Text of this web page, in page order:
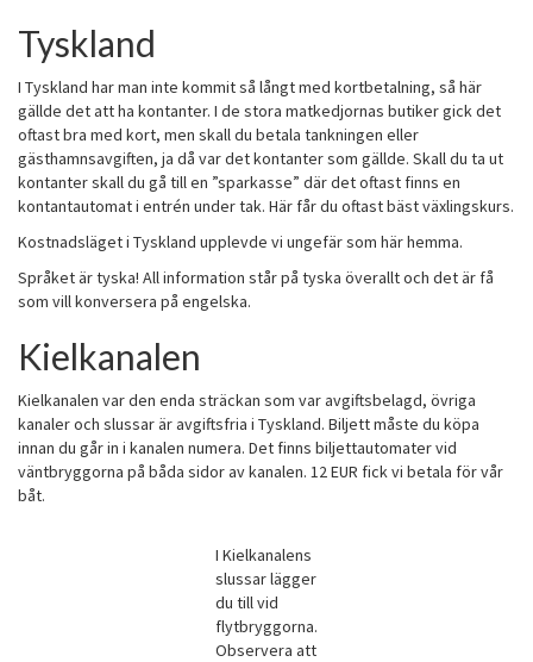
Tyskland
I Tyskland har man inte kommit så långt med kortbetalning, så här
gällde det att ha kontanter. I de stora matkedjornas butiker gick det
oftast bra med kort, men skall du betala tankningen eller
gästhamnsavgiften, ja då var det kontanter som gällde. Skall du ta ut
kontanter skall du gå till en ”sparkasse” där det oftast finns en
kontantautomat i entrén under tak. Här får du oftast bäst växlingskurs.
Kostnadsläget i Tyskland upplevde vi ungefär som här hemma.
Språket är tyska! All information står på tyska överallt och det är få
som vill konversera på engelska.
Kielkanalen
Kielkanalen var den enda sträckan som var avgiftsbelagd, övriga
kanaler och slussar är avgiftsfria i Tyskland. Biljett måste du köpa
innan du går in i kanalen numera. Det finns biljettautomater vid
väntbryggorna på båda sidor av kanalen. 12 EUR fick vi betala för vår
båt.
I Kielkanalens
slussar lägger
du till vid
flytbryggorna.
Observera att